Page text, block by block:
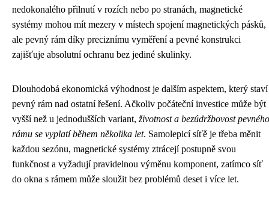
nedokonalého přilnutí v rozích nebo po stranách, magnetické
systémy mohou mít mezery v místech spojení magnetických pásků,
ale pevný rám díky preciznímu vyměření a pevné konstrukci
zajišťuje absolutní ochranu bez jediné skulinky.
Dlouhodobá ekonomická výhodnost je dalším aspektem, který staví
pevný rám nad ostatní řešení. Ačkoliv počáteční investice může být
vyšší než u jednodušších variant, životnost a bezúdržbovost pevného
rámu se vyplatí během několika let. Samolepicí síťě je třeba měnit
každou sezónu, magnetické systémy ztrácejí postupně svou
funkčnost a vyžadují pravidelnou výměnu komponent, zatímco síť
do okna s rámem může sloužit bez problémů deset i více let.